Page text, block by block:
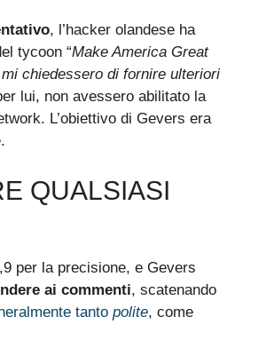
, l’hacker olandese ha
tycoon “Make America Great
chiedessero di fornire ulteriori
lui, non avessero abilitato la
L’obiettivo di Gevers era
QUALSIASI
per la precisione, e Gevers
ai commenti, scatenando
tanto polite, come